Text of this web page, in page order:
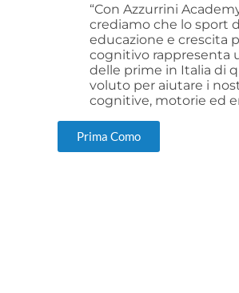
“Con Azzurrini
crediamo che lo sport
educazione e crescita
cognitivo rappresenta
delle prime in Italia di
voluto per aiutare i
cognitive, motorie ed
Prima Como